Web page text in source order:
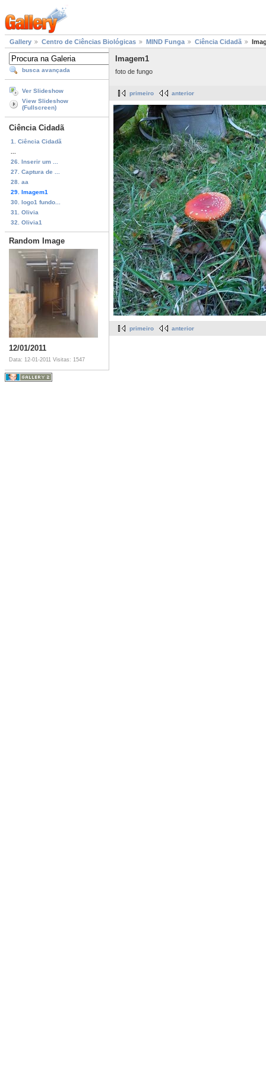
Gallery Centro de Ciências Biológicas MIND Funga Ciência Cidadã
busca avançada
Ver Slideshow
View Slideshow
(Fullscreen)
Ciência Cidadã
1. Ciência Cidadã
26. Inserir um ...
27. Captura de ...
28. aa
29. Imagem1
30. logo1 fundo...
31. Olivia
32. Olivia1
Random Image
12/01/2011
Data: 12-01-2011 Visitas: 1547
Imagem1
foto de fungo
primeiro anterior
primeiro anterior